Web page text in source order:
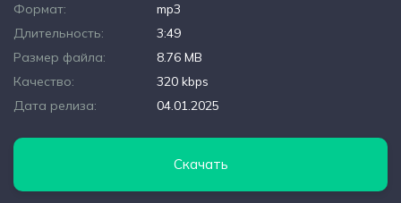
Формат:
mp3
Длительность:
3:49
Размер файла:
8.76 MB
Качество:
320 kbps
Дата релиза:
04.01.2025
Скачать